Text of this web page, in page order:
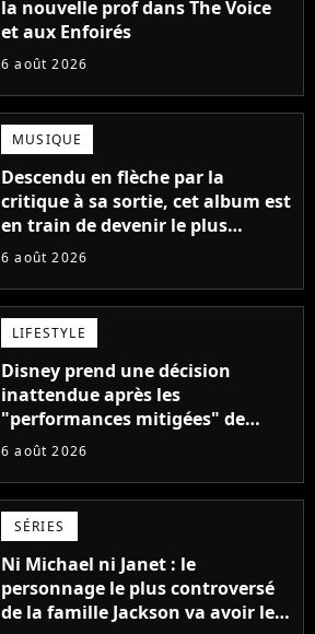
la nouvelle prof dans The Voice
et aux Enfoirés
6 août 2026
MUSIQUE
Descendu en flèche par la
critique à sa sortie, cet album est
en train de devenir le plus
populaire de son auteur
6 août 2026
LIFESTYLE
Disney prend une décision
inattendue après les
"performances mitigées" de
Vaiana et The Mandalorian &
6 août 2026
SÉRIES
Ni Michael ni Janet : le
personnage le plus controversé
de la famille Jackson va avoir le